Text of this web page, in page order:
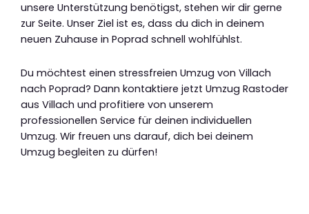
unsere Unterstützung benötigst, stehen wir dir gerne
zur Seite. Unser Ziel ist es, dass du dich in deinem
neuen Zuhause in Poprad schnell wohlfühlst.
Du möchtest einen stressfreien Umzug von Villach
nach Poprad? Dann kontaktiere jetzt Umzug Rastoder
aus Villach und profitiere von unserem
professionellen Service für deinen individuellen
Umzug. Wir freuen uns darauf, dich bei deinem
Umzug begleiten zu dürfen!